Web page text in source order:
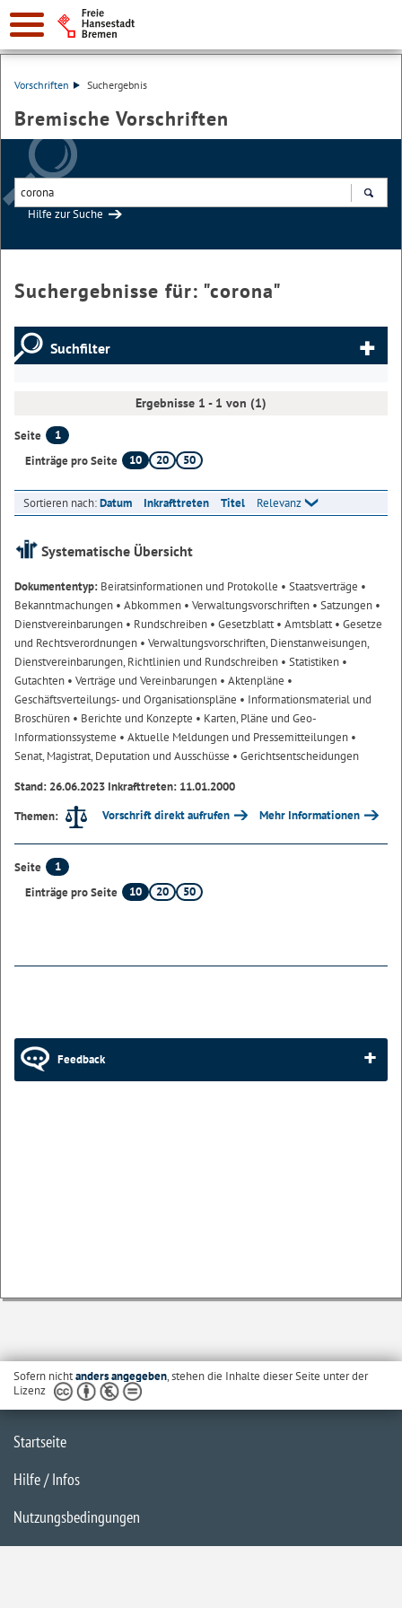
Vorschriften Suchergebnis
Bremische Vorschriften
Hilfe zur Suche
Suchergebnisse für: "corona"
Suchfilter
Ergebnisse 1 - 1 von (1)
Seite
1
Einträge pro Seite
10 20 50
Sortieren nach:Datum Inkrafttreten Titel Relevanz
Systematische Übersicht
Dokumententyp: Beiratsinformationen und Protokolle • Staatsverträge •
Bekanntmachungen • Abkommen • Verwaltungsvorschriften • Satzungen •
Dienstvereinbarungen • Rundschreiben • Gesetzblatt• Amtsblatt• Gesetze
und Rechtsverordnungen • Verwaltungsvorschriften, Dienstanweisungen,
Dienstvereinbarungen, Richtlinien und Rundschreiben • Statistiken •
Gutachten • Verträge und Vereinbarungen • Aktenpläne •
Geschäftsverteilungs- und Organisationspläne • Informationsmaterial und
Broschüren • Berichte und Konzepte • Karten, Pläne und Geo-
Informationssysteme • Aktuelle Meldungen und Pressemitteilungen •
Senat, Magistrat, Deputation und Ausschüsse • Gerichtsentscheidungen
Stand: 26.06.2023 Inkrafttreten: 11.01.2000
Themen:
Vorschrift direkt aufrufen Mehr Informationen
Seite
1
Einträge pro Seite
10 20 50
Feedback
Sofern nichtanders angegeben, stehen die Inhalte dieser Seite unter der
Lizenz
Startseite
Hilfe / Infos
Nutzungsbedingungen